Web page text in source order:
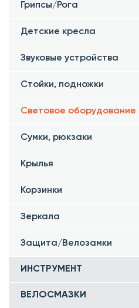
Грипсы/Рога
Детские кресла
Звуковые устройства
Стойки, подножки
Световое оборудование
Сумки, рюкзаки
Крылья
Корзинки
Зеркала
Защита/Велозамки
ИНСТРУМЕНТ
ВЕЛОСМАЗКИ